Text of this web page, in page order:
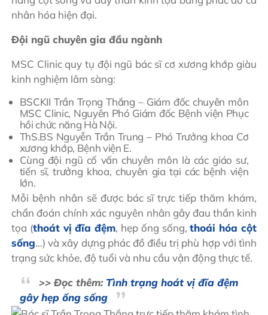
nhân hóa hiện đại.
Đội ngũ chuyên gia đầu ngành
MSC Clinic quy tụ đội ngũ bác sĩ cơ xương khớp giàu
kinh nghiệm lâm sàng:
BSCKII Trần Trọng Thắng – Giám đốc chuyên môn
MSC Clinic, Nguyên Phó Giám đốc Bệnh viện Phục
hồi chức năng Hà Nội.
ThS.BS Nguyễn Trần Trung – Phó Trưởng khoa Cơ
xương khớp, Bệnh viện E.
Cùng đội ngũ cố vấn chuyên môn là các giáo sư,
tiến sĩ, trưởng khoa, chuyên gia tại các bệnh viện
lớn.
Mỗi bệnh nhân sẽ được bác sĩ trực tiếp thăm khám,
chẩn đoán chính xác nguyên nhân gây đau thần kinh
tọa (thoát vị đĩa đệm, hẹp ống sống,thoái hóa cột
sống…) và xây dựng phác đồ điều trị phù hợp với tình
trạng sức khỏe, độ tuổi và nhu cầu vận động thực tế.
>> Đọc thêm: Tình trạng hoát vị đĩa đệm
gây hẹp ống sống